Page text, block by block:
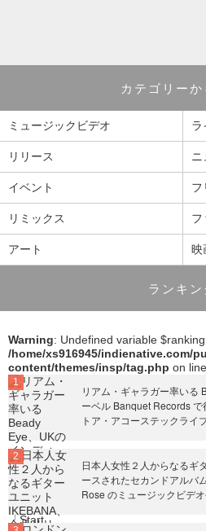
カテゴリー
ミュージックビデオ ラ
リリース ニ
イベント フ
リミックス フ
アート 映
ランキン
Warning: Undefined variable
/home/xs916945/indienative.com/
content/themes/insp/tag.php on line
リアム・ギャラガー率いる
ーベル Banquet Records
トア・アコーステックライ
日本人女性２人からなるギ
ースされたセカンドアルバ
Rose のミュージックビデオ